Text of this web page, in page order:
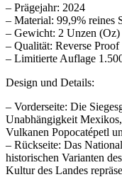
– Prägejahr: 2024
– Material: 99,9% reines
– Gewicht: 2 Unzen (Oz)
– Qualität: Reverse Proof
– Limitierte Auflage
Design und Details:
– Vorderseite: Die
Unabhängigkeit
Vulkanen Popocatépetl
– Rückseite: Das
historischen Varianten
Kultur des Landes